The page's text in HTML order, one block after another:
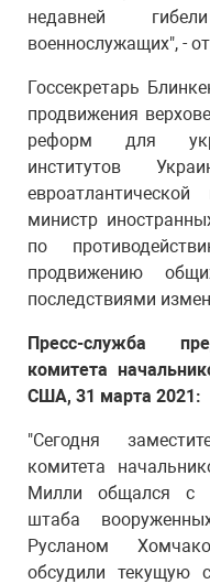
недавней
военнослужащих", -
Госсекретарь
продвижения
реформ для
институтов
министр
по
продвижению
последствиями
Пресс-служба
комитета
США, 31 марта 2021:
"Сегодня
комитета
Милли общался с
штаба
Русланом
обсудили текущую